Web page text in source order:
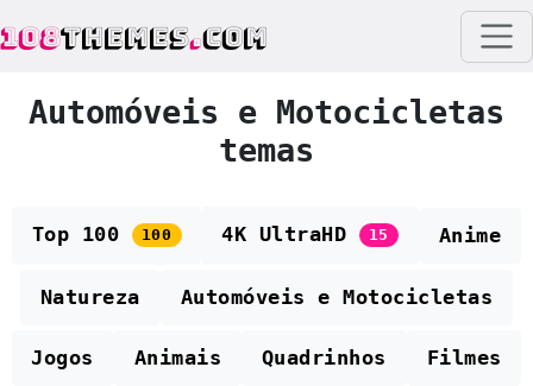
108THEMES.COM
Automóveis e Motocicletas
temas
Top 100 100 4K UltraHD 15 Anime
Natureza Automóveis e Motocicletas
Jogos Animais Quadrinhos Filmes